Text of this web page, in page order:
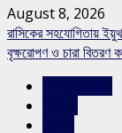
August 8, 2026
রাসিকের সহযোগিতায়
বৃক্ষরোপণ ও চারা বিতরণ